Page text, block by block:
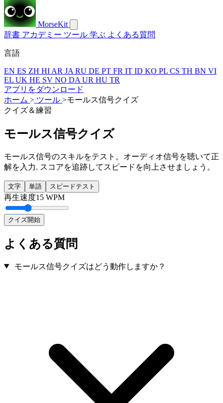
MorseKit
辞書 アカデミー ツール 学ぶ よくある質問
言語
EN ES ZH HI AR JA RU DE PT FR IT ID KO PL CS TH BN VI
EL UK HE SV NO DA UR HU TR
アプリをダウンロード
ホーム > ツール >モールス信号クイズ
クイズ＆練習
モールス信号クイズ
モールス信号のスキルをテスト。オーディオ信号を聴いて正
解を入力. スコアを追跡してスピードを向上させましょう。
文字 単語 スピードテスト
再生速度15 WPM
クイズ開始
よくある質問
モールス信号クイズはどう動作しますか？